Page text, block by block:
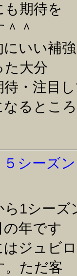
も期待を
＾
にいい補
た大分
・注目
るとこ
５シーズン
ら1シー
の年です
はジュビ
。ただ客